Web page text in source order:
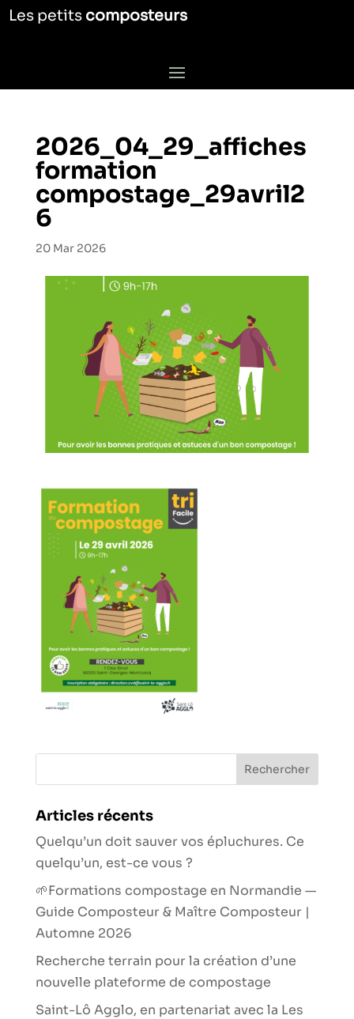
Les petits composteurs
2026_04_29_affiches
formation
compostage_29avril2
6
20 Mar 2026
Articles récents
Quelqu’un doit sauver vos épluchures. Ce
quelqu’un, est-ce vous ?
🌱Formations compostage en Normandie —
Guide Composteur & Maître Composteur |
Automne 2026
Recherche terrain pour la création d’une
nouvelle plateforme de compostage
Saint-Lô Agglo, en partenariat avec la Les